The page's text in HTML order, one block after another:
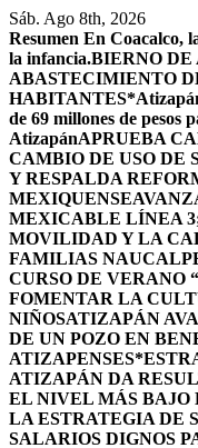
Saltar
al
contenido
Sáb. Ago 8th, 2026
Resumen En Coacalco,
la infancia.BIERNO
ABASTECIMIENTO
HABITANTES*
de 69 millones de pesos
AtizapánAPRUEBA
CAMBIO DE USO DE
Y RESPALDA
MEXIQUENSE
MEXICABLE LÍNEA
MOVILIDAD Y LA
FAMILIAS
CURSO DE VERANO
FOMENTAR LA
NIÑOSATIZAPÁN
DE UN POZO EN
ATIZAPENSES
ATIZAPÁN DA
EL NIVEL MÁS BAJO
LA ESTRATEGIA DE
SALARIOS DIGNOS